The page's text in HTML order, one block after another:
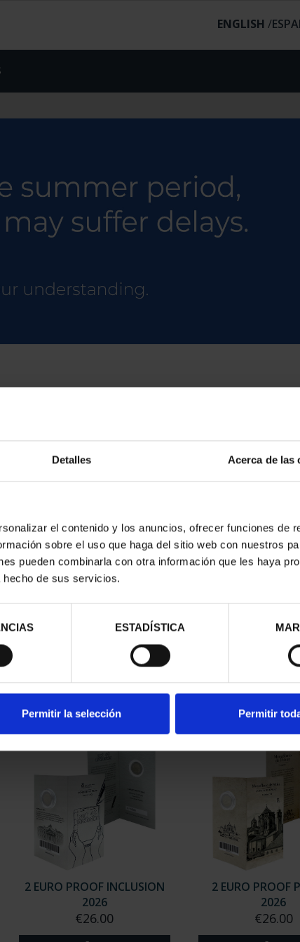
Detalles Acerca de las
el contenido y los anuncios, ofrecer funciones de
sobre el uso que haga del sitio web con nuestros
pueden combinarla con otra información que les haya
hecho de sus servicios.
ESTADÍSTICA
Permitir la selección Permitir
ENGLISH /
2 EURO PROOF WORLD
HERITAGE 2023 CACERES
2 EURO PROOF
HERITAGE 2024
€25.00
2 EURO PROOF INCLUSION
2026
€26.00
2 EURO PROOF
2026
€26.00